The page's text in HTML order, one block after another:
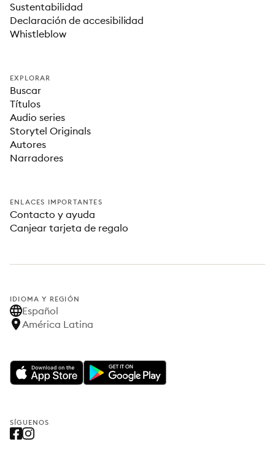
Sustentabilidad
Declaración de accesibilidad
Whistleblow
EXPLORAR
Buscar
Títulos
Audio series
Storytel Originals
Autores
Narradores
ENLACES IMPORTANTES
Contacto y ayuda
Canjear tarjeta de regalo
IDIOMA Y REGIÓN
Español
América Latina
SÍGUENOS